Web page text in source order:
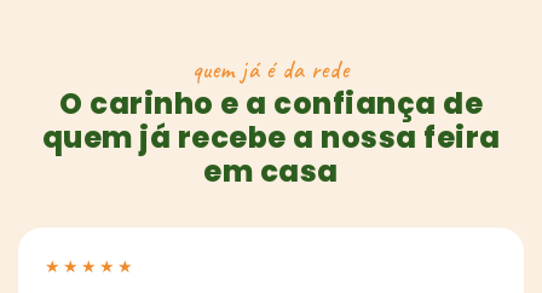
quem já é da rede
O carinho e a confiança de
quem já recebe a nossa feira
em casa
★ ★ ★ ★ ★